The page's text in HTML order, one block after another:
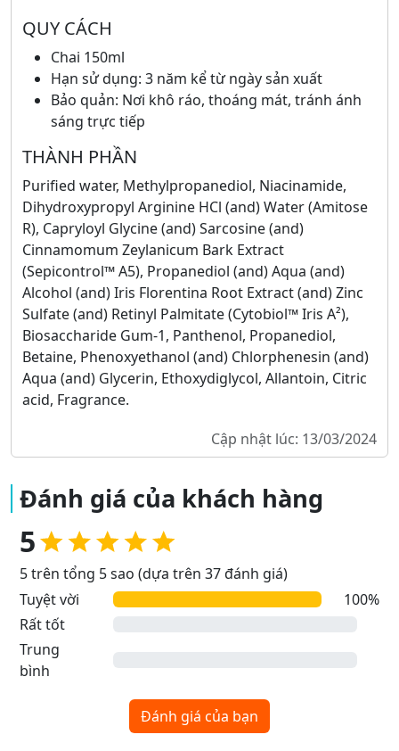
QUY CÁCH
Chai 150ml
Hạn sử dụng: 3 năm kể từ ngày sản xuất
Bảo quản: Nơi khô ráo, thoáng mát, tránh ánh
sáng trực tiếp
THÀNH PHẦN
Purified water, Methylpropanediol, Niacinamide,
Dihydroxypropyl Arginine HCl (and) Water (Amitose
R), Capryloyl Glycine (and) Sarcosine (and)
Cinnamomum Zeylanicum Bark Extract
(Sepicontrol™ A5), Propanediol (and) Aqua (and)
Alcohol (and) Iris Florentina Root Extract (and) Zinc
Sulfate (and) Retinyl Palmitate (Cytobiol™ Iris A²),
Biosaccharide Gum-1, Panthenol, Propanediol,
Betaine, Phenoxyethanol (and) Chlorphenesin (and)
Aqua (and) Glycerin, Ethoxydiglycol, Allantoin, Citric
acid, Fragrance.
Cập nhật lúc: 13/03/2024
Đánh giá của khách hàng
5
5 trên tổng 5 sao (dựa trên 37 đánh giá)
Tuyệt vời
100%
Rất tốt
Trung
bình
Đánh giá của bạn